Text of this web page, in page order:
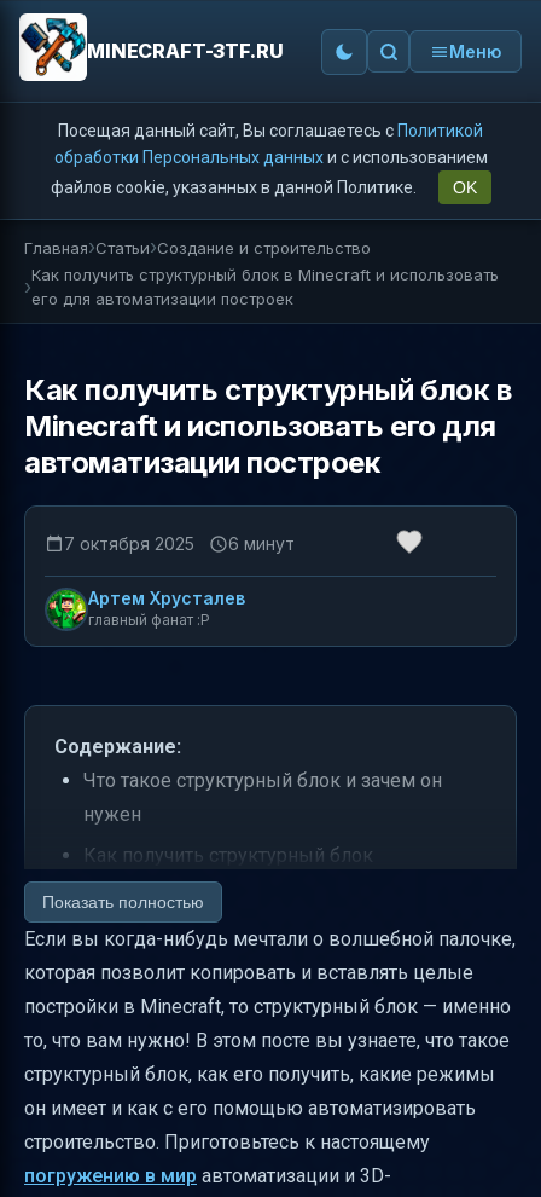
MINECRAFT-3TF.RU Меню
Посещая данный сайт, Вы соглашаетесь с Политикой
обработки Персональных данныхи с использованием
файлов cookie, указанных в данной Политике.
OK
Главная Статьи Создание и строительство
Как получить структурный блок в Minecraft и использовать
его для автоматизации построек
Как получить структурный блок в
Minecraft и использовать его для
автоматизации построек
7 октября 2025 6 минут
Артем Хрусталев
главный фанат :P
Содержание:
Что такое структурный блок и зачем он
нужен
Как получить структурный блок
Режимы структурного блока и их задачи
Как работает режим сохранения
Угловой режим и автоматический расчёт
границ
Как работает режим загрузки
Графический интерфейс структурного блока
Особенности и ограничения
Показать полностью
Если вы когда-нибудь мечтали о волшебной палочке,
которая позволит копировать и вставлять целые
постройки в Minecraft, то структурный блок — именно
то, что вам нужно! В этом посте вы узнаете, что такое
структурный блок, как его получить, какие режимы
он имеет и как с его помощью автоматизировать
строительство. Приготовьтесь к настоящему
погружению в мир автоматизации и 3D-